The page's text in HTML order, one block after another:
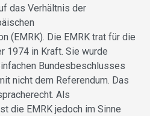
das Verhältnis der
(EMRK). Die EMRK trat für die
1974 in Kraft. Sie wurde
Bundesbeschlusses
nicht dem Referendum. Das
Als
die EMRK jedoch im Sinne